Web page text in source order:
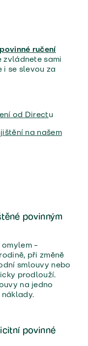
povinné ručení
zvládnete sami
i se slevou za
od Directu
na našem
povinným
–
při změně
smlouvy nebo
prodlouží.
na jedno
povinné